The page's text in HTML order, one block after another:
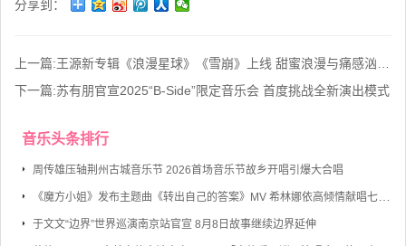
分享到：
上一篇:王源新专辑《浪漫星球》《雪崩》上线 甜蜜浪漫与痛感汹涌的极致碰撞
下一篇:苏有朋官宣2025“B-Side”限定音乐会 首度挑战全新演出模式
音乐头条排行
周传雄压轴荆州古城音乐节 2026首场音乐节故乡开唱引爆大合唱
于文文“边界”世界巡演南京站官宣 8月8日故事继续边界延伸